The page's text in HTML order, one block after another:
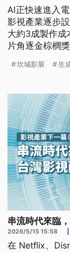
AI正快速進入
影視產業逐步
大約3成製作
片角逐金棕櫚
衡。
坎城影展 生
串流時代來臨
2026/5/15 15:58
在 Netflix、